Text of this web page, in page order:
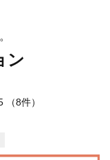
ン
（8件）